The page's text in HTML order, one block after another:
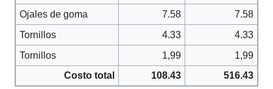
Ojales de goma 7.58
7.58
Tornillos
4.33
4.33
Tornillos
1,99
1,99
Costo total
108.43 516.43